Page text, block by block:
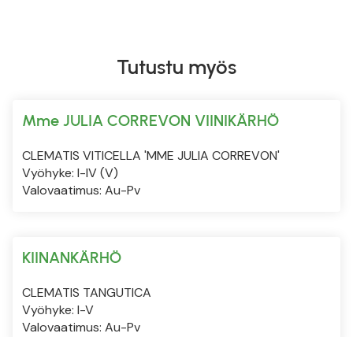
Tutustu myös
Mme JULIA CORREVON VIINIKÄRHÖ
CLEMATIS VITICELLA 'MME JULIA CORREVON'
Vyöhyke: I-IV (V)
Valovaatimus: Au-Pv
KIINANKÄRHÖ
CLEMATIS TANGUTICA
Vyöhyke: I-V
Valovaatimus: Au-Pv